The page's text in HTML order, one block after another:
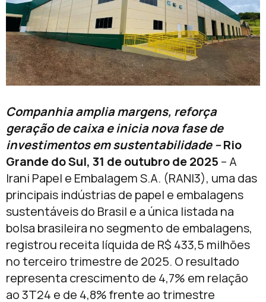
Companhia amplia margens, reforça
geração de caixa e inicia nova fase de
investimentos em sustentabilidade –Rio
Grande do Sul, 31 de outubro de 2025 – A
Irani Papel e Embalagem S.A. (RANI3), uma das
principais indústrias de papel e embalagens
sustentáveis do Brasil e a única listada na
bolsa brasileira no segmento de embalagens,
registrou receita líquida de R$ 433,5 milhões
no terceiro trimestre de 2025. O resultado
representa crescimento de 4,7% em relação
ao 3T24 e de 4,8% frente ao trimestre